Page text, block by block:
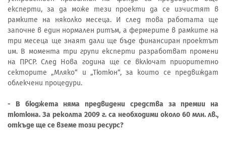
експерти, за да може тези проекти да се изчистят в
рамките на няколко месеца. И след това работата ще
започне в един нормален ритъм, а фермерите в рамките на
три месеца ще знаят дали ще бъде финансиран проектът
им. В момента три групи експерти разработват промени
на ПРСР. След Нова година ще се включат приоритетно
секторите „Мляко“ и „Тютюн“, за които се предвиждат
облекчени процедури.
- В бюджета няма предвидени средства за премии на
тютюна. За реколта 2009 г. са необходими около 60 млн. лв.,
откъде ще се вземе този ресурс?